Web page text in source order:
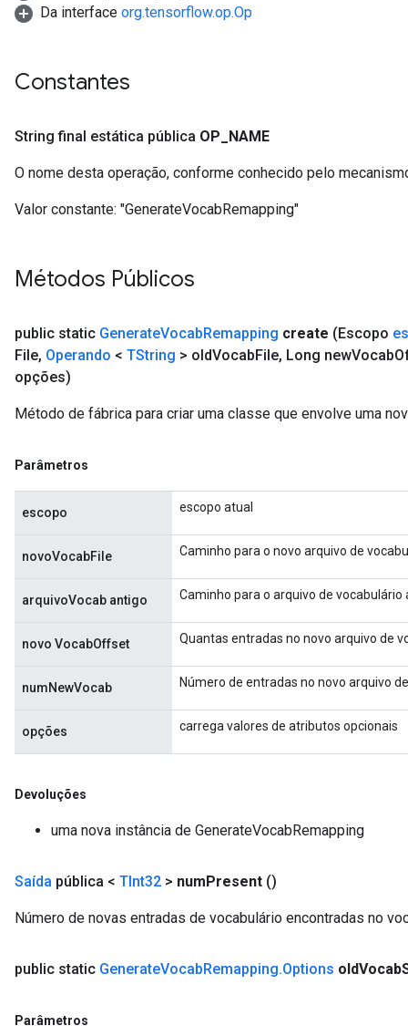
Da interface org.tensorflow.op.Op
Constantes
String final estática pública OP NAME
O nome desta operação, conforme conhecido pelo
Valor constante: "GenerateVocabRemapping"
Métodos Públicos
public static GenerateVocabRemapping create (Escopo
File, Operando < TString > oldVocabFile, Long newVocab
opções)
Método de fábrica para criar uma classe que envolve uma
Parâmetros
escopo escopo atual
novoVocabFile Caminho para o novo arquivo de
arquivoVocab antigo Caminho para o arquivo de vocabulário
novo VocabOffset Quantas entradas no novo arquivo de
numNewVocab Número de entradas no novo arquivo
opções carrega valores de atributos opcionais
Devoluções
uma nova instância de GenerateVocabRemapping
Saída pública < TInt32 > numPresent ()
Número de novas entradas de vocabulário encontradas no
public static GenerateVocabRemapping.Options oldVocab
Parâmetros